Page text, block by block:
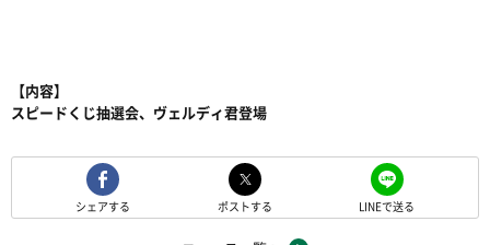
【内容】
スピードくじ抽選会、ヴェルディ君登場
シェアする ポストする LINEで送る